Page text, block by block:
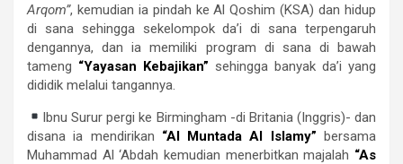
Arqom”, kemudian ia pindah ke Al Qoshim (KSA) dan hidup
di sana sehingga sekelompok da’i di sana terpengaruh
dengannya, dan ia memiliki program di sana di bawah
tameng “Yayasan Kebajikan” sehingga banyak da’i yang
dididik melalui tangannya.
Ibnu Surur pergi ke Birmingham -di Britania (Inggris)- dan
disana ia mendirikan “Al Muntada Al Islamy” bersama
Muhammad Al ‘Abdah kemudian menerbitkan majalah “As